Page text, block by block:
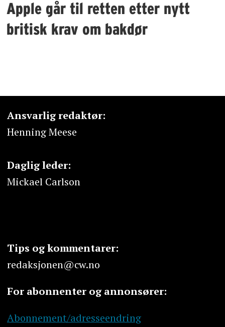
Apple går til retten etter nytt
britisk krav om bakdør
Ansvarlig redaktør:
Henning Meese
Daglig leder:
Mickael Carlson
Tips og kommentarer:
redaksjonen@cw.no
For abonnenter og annonsører:
Abonnement/adresseendring